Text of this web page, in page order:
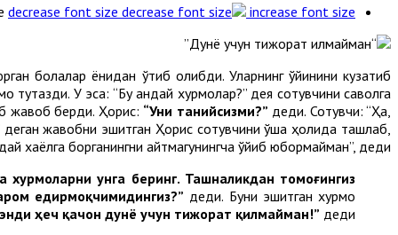
decrease font size increase font size
болалар ёнидан ўтиб қолибди. Уларнинг ўйинини кузатиб
У эса: “Бу қандай хурмолар?” дея сотувчини саволга
жавоб берди. Ҳорис: “Уни танийсизми?” деди. Сотувчи: “Ҳа,
деган жавобни эшитган Ҳорис сотувчини ўша ҳолида ташлаб,
хаёлга борганингни айтмагунингча қўйиб юбормайман”, деди.
хурмоларни унга беринг. Ташналикдан томоғингиз
едирмоқчимидингиз?” деди. Буни эшитган хурмо
ҳеч қачон дунё учун тижорат қилмайман!” деди.